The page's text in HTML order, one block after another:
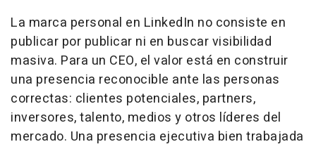
La marca personal en LinkedIn no consiste en
publicar por publicar ni en buscar visibilidad
masiva. Para un CEO, el valor está en construir
una presencia reconocible ante las personas
correctas: clientes potenciales, partners,
inversores, talento, medios y otros líderes del
mercado. Una presencia ejecutiva bien trabajada